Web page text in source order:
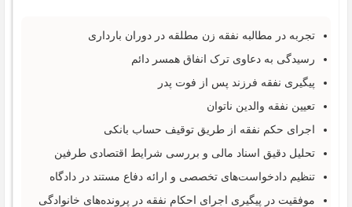
تجربه در مطالبه نفقه زن مطلقه در دوران بارداری
رسیدگی به دعاوی ترک انفاق همسر دائم
پیگیری نفقه فرزند پس از فوت پدر
تعیین نفقه والدین ناتوان
اجرای حکم نفقه از طریق توقیف حساب بانکی
تحلیل دقیق اسناد مالی و بررسی شرایط اقتصادی طرفین
تنظیم دادخواست‌های تخصصی و ارائه دفاع مستند در دادگاه
موفقیت در پیگیری اجرای احکام نفقه در پرونده‌های خانوادگی